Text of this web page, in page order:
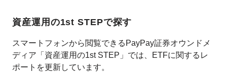
資産運用の1st STEPで探す
スマートフォンから閲覧できるPayPay証券オウンドメ
ディア「資産運用の1st STEP」では、ETFに関するレ
ポートを更新しています。